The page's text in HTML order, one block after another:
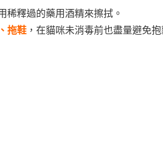
稀釋過的藥用酒精來擦拭。
拖鞋 ，在貓咪未消毒前也盡量避免抱